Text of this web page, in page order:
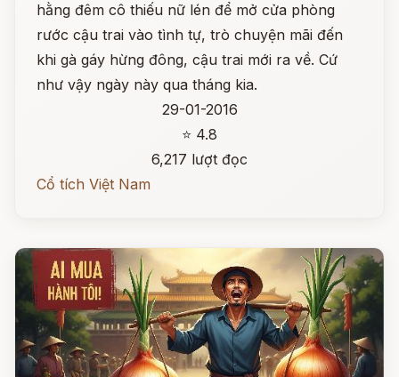
hằng đêm cô thiếu nữ lén để mở cửa phòng
rước cậu trai vào tình tự, trò chuyện mãi đến
khi gà gáy hừng đông, cậu trai mới ra về. Cứ
như vậy ngày này qua tháng kia.
29-01-2016
⭐ 4.8
6,217 lượt đọc
Cổ tích Việt Nam